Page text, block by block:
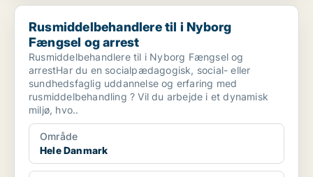
Rusmiddelbehandlere til i Nyborg Fængsel og arrest
Rusmiddelbehandlere til i Nyborg
Fængsel og arrest
Rusmiddelbehandlere til i Nyborg Fængsel og
arrestHar du en socialpædagogisk, social- eller
sundhedsfaglig uddannelse og erfaring med
rusmiddelbehandling ? Vil du arbejde i et dynamisk
miljø, hvo..
Område
Hele Danmark